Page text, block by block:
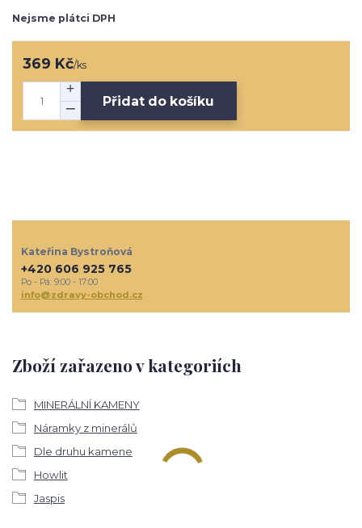
Nejsme plátci DPH
369 Kč/ks
Přidat do košíku
Zboží zařazeno v kategoriích
MINERÁLNÍ KAMENY
Náramky z minerálů
Dle druhu kamene
Howlit
Jaspis
Kateřina Bystroňová
+420 606 925 765
Po - Pá: 9:00 - 17:00
info@zdravy-obchod.cz